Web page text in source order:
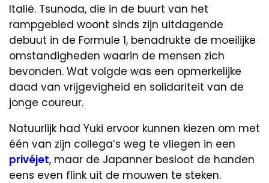
Italië. Tsunoda, die in de buurt van het
rampgebied woont sinds zijn uitdagende
debuut in de Formule 1, benadrukte de moeilijke
omstandigheden waarin de mensen zich
bevonden. Wat volgde was een opmerkelijke
daad van vrijgevigheid en solidariteit van de
jonge coureur.
Natuurlijk had Yuki ervoor kunnen kiezen om met
één van zijn collega’s weg te vliegen in een
privéjet, maar de Japanner besloot de handen
eens even flink uit de mouwen te steken.